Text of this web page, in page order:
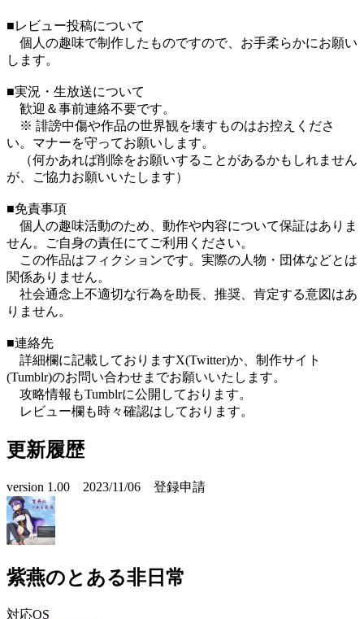
■レビュー投稿について
個人の趣味で制作したものですので、お手柔らかにお願い
します。
■実況・生放送について
歓迎＆事前連絡不要です。
※ 誹謗中傷や作品の世界観を壊すものはお控えくださ
い。マナーを守ってお願いします。
（何かあれば削除をお願いすることがあるかもしれません
が、ご協力お願いいたします）
■免責事項
個人の趣味活動のため、動作や内容について保証はありま
せん。ご自身の責任にてご利用ください。
この作品はフィクションです。実際の人物・団体などとは
関係ありません。
社会通念上不適切な行為を助長、推奨、肯定する意図はあ
りません。
■連絡先
詳細欄に記載しておりますX(Twitter)か、制作サイト
(Tumblr)のお問い合わせまでお願いいたします。
攻略情報もTumblrに公開しております。
レビュー欄も時々確認はしております。
更新履歴
version 1.00 2023/11/06 登録申請
紫燕のとある非日常
対応OS